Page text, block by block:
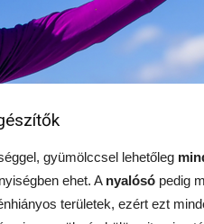
gyümölccsel lehetőleg
ehet. A nyalósó pedig
területek, ezért ezt